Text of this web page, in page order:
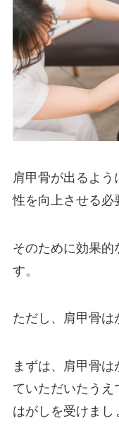
肩甲骨が出るよ
性を向上させる必
そのために効果
す。
ただし、肩甲骨は
まずは、肩甲骨
ていただいたうえ
はがしを受けまし